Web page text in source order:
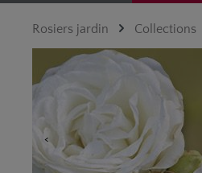
Rosiers jardin Collections
<